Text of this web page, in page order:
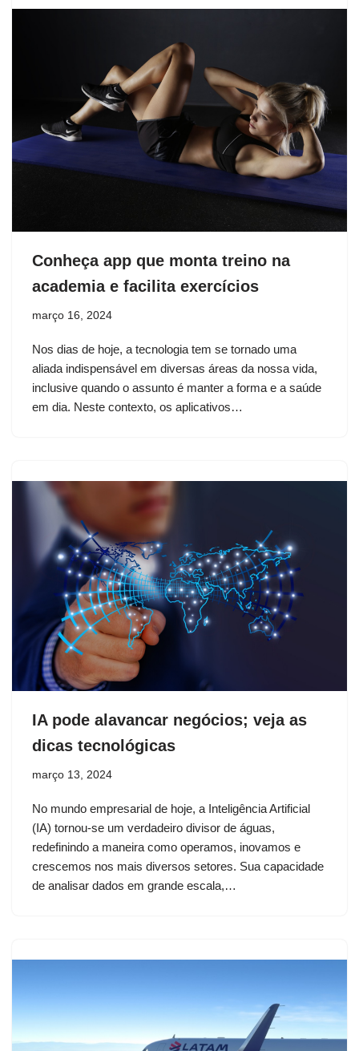
Conheça app que monta treino na
academia e facilita exercícios
março 16, 2024
Nos dias de hoje, a tecnologia tem se tornado uma
aliada indispensável em diversas áreas da nossa vida,
inclusive quando o assunto é manter a forma e a saúde
em dia. Neste contexto, os aplicativos…
IA pode alavancar negócios; veja as
dicas tecnológicas
março 13, 2024
No mundo empresarial de hoje, a Inteligência Artificial
(IA) tornou-se um verdadeiro divisor de águas,
redefinindo a maneira como operamos, inovamos e
crescemos nos mais diversos setores. Sua capacidade
de analisar dados em grande escala,…